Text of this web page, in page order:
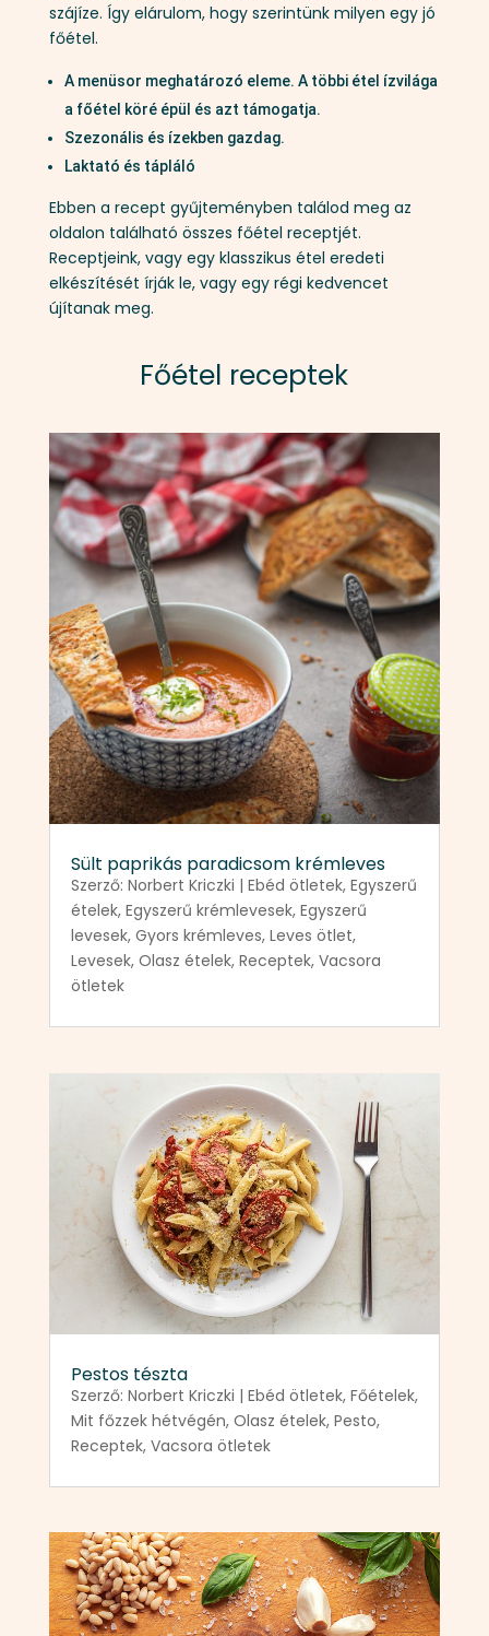
szájíze. Így elárulom, hogy szerintünk milyen egy jó
főétel.
A menüsor meghatározó eleme. A többi étel ízvilága
a főétel köré épül és azt támogatja.
Szezonális és ízekben gazdag.
Laktató és tápláló
Ebben a recept gyűjteményben találod meg az
oldalon található összes főétel receptjét.
Receptjeink, vagy egy klasszikus étel eredeti
elkészítését írják le, vagy egy régi kedvencet
újítanak meg.
Főétel receptek
Sült paprikás paradicsom krémleves
Szerző: Norbert Kriczki | Ebéd ötletek, Egyszerű
ételek, Egyszerű krémlevesek, Egyszerű
levesek, Gyors krémleves, Leves ötlet,
Levesek, Olasz ételek, Receptek, Vacsora
ötletek
Pestos tészta
Szerző: Norbert Kriczki | Ebéd ötletek, Főételek,
Mit főzzek hétvégén, Olasz ételek, Pesto,
Receptek, Vacsora ötletek